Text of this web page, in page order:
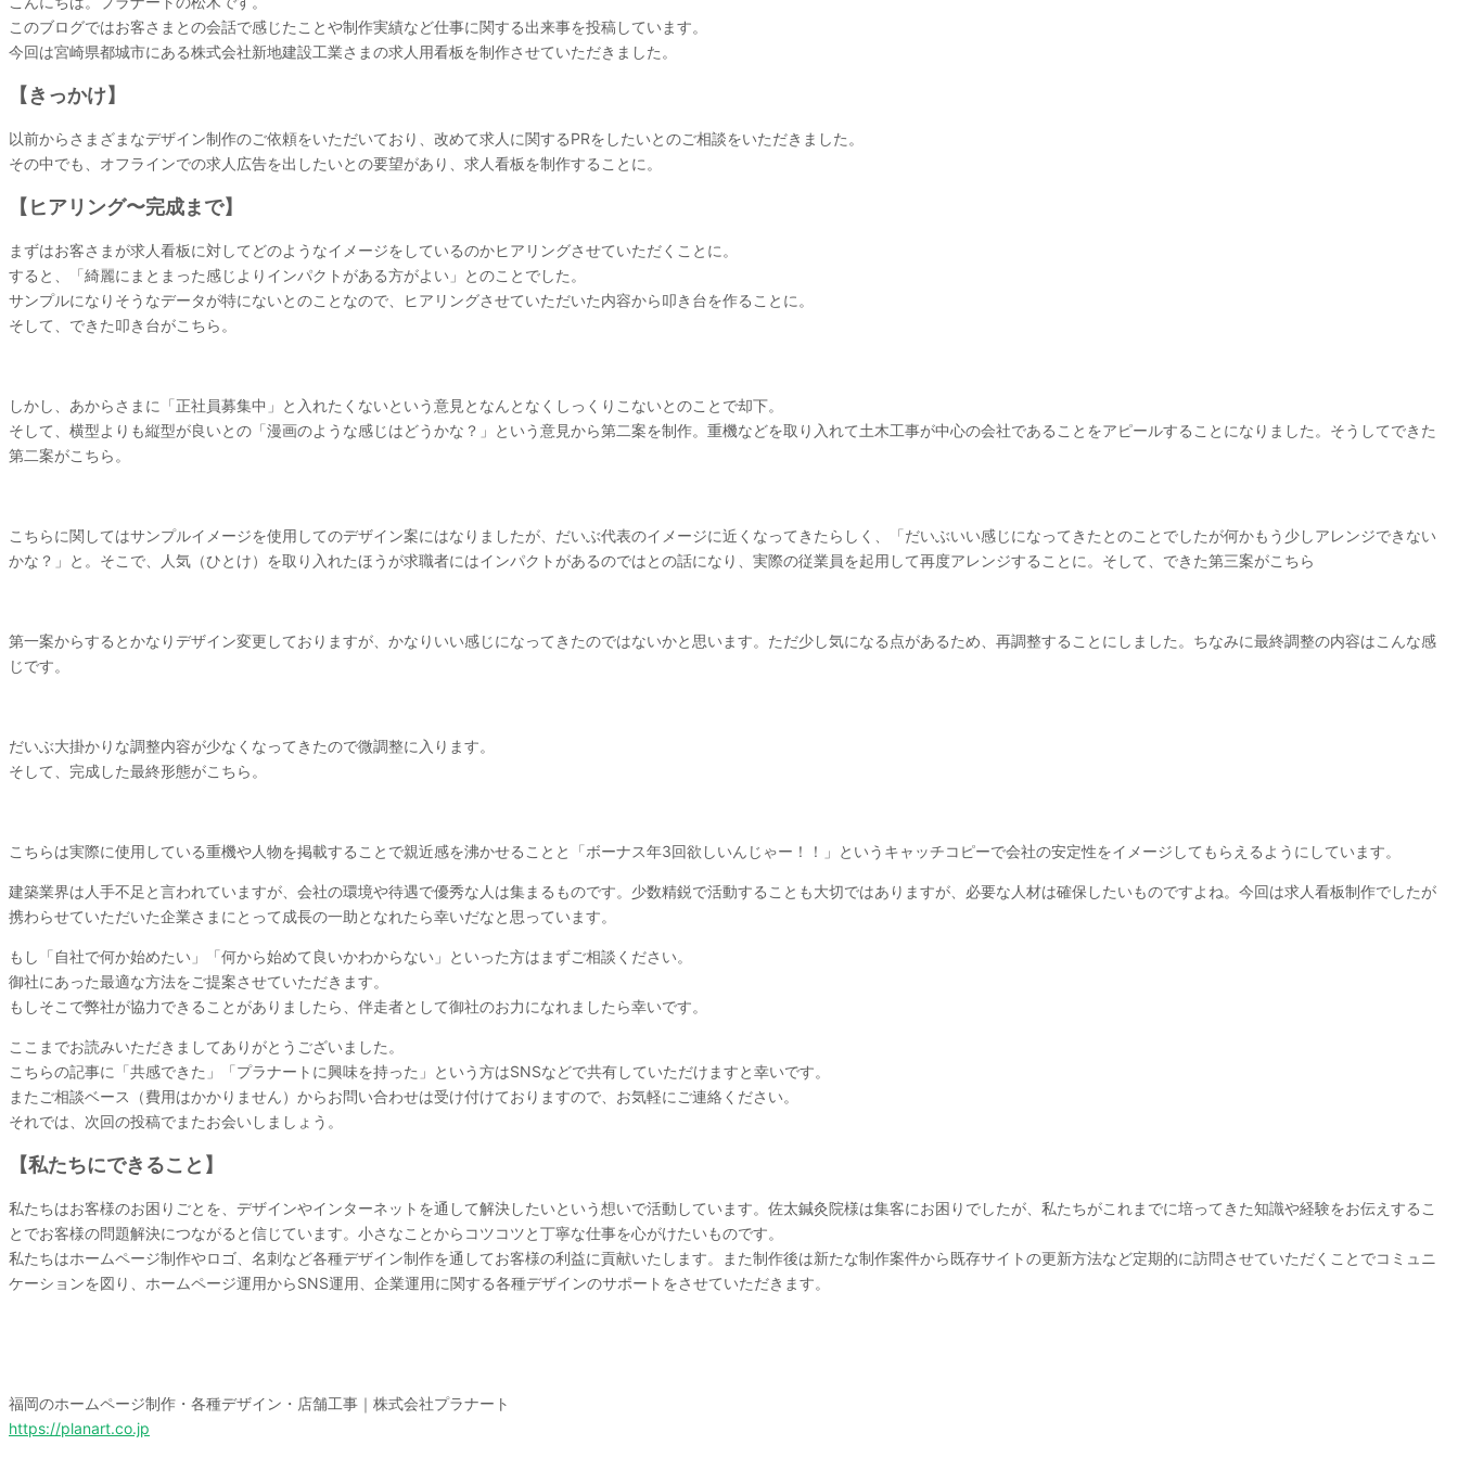
このブログではお客さまとの会話で感じたことや制作実績など仕事に関する出来事を投稿しています。
今回は宮崎県都城市にある株式会社新地建設工業さまの求人用看板を制作させていただきました。
【きっかけ】
以前からさまざまなデザイン制作のご依頼をいただいており、改めて求人に関するPRをしたいとのご相談をいただきました。
その中でも、オフラインでの求人広告を出したいとの要望があり、求人看板を制作することに。
【ヒアリング〜完成まで】
まずはお客さまが求人看板に対してどのようなイメージをしているのかヒアリングさせていただくことに。
すると、「綺麗にまとまった感じよりインパクトがある方がよい」とのことでした。
サンプルになりそうなデータが特にないとのことなので、ヒアリングさせていただいた内容から叩き台を作ることに。
そして、できた叩き台がこちら。
しかし、あからさまに「正社員募集中」と入れたくないという意見となんとなくしっくりこないとのことで却下。
そして、横型よりも縦型が良いとの「漫画のような感じはどうかな？」という意見から第二案を制作。重機などを取り入れて土木工事が中心の会社であることをアピールすることになりました。そうしてできた
第二案がこちら。
こちらに関してはサンプルイメージを使用してのデザイン案にはなりましたが、だいぶ代表のイメージに近くなってきたらしく、「だいぶいい感じになってきたとのことでしたが何かもう少しアレンジできない
かな？」と。そこで、人気（ひとけ）を取り入れたほうが求職者にはインパクトがあるのではとの話になり、実際の従業員を起用して再度アレンジすることに。そして、できた第三案がこちら
第一案からするとかなりデザイン変更しておりますが、かなりいい感じになってきたのではないかと思います。ただ少し気になる点があるため、再調整することにしました。ちなみに最終調整の内容はこんな感
じです。
だいぶ大掛かりな調整内容が少なくなってきたので微調整に入ります。
そして、完成した最終形態がこちら。
こちらは実際に使用している重機や人物を掲載することで親近感を沸かせることと「ボーナス年3回欲しいんじゃー！！」というキャッチコピーで会社の安定性をイメージしてもらえるようにしています。
建築業界は人手不足と言われていますが、会社の環境や待遇で優秀な人は集まるものです。少数精鋭で活動することも大切ではありますが、必要な人材は確保したいものですよね。今回は求人看板制作でしたが
携わらせていただいた企業さまにとって成長の一助となれたら幸いだなと思っています。
もし「自社で何か始めたい」「何から始めて良いかわからない」といった方はまずご相談ください。
御社にあった最適な方法をご提案させていただきます。
もしそこで弊社が協力できることがありましたら、伴走者として御社のお力になれましたら幸いです。
ここまでお読みいただきましてありがとうございました。
こちらの記事に「共感できた」「プラナートに興味を持った」という方はSNSなどで共有していただけますと幸いです。
またご相談ベース（費用はかかりません）からお問い合わせは受け付けておりますので、お気軽にご連絡ください。
それでは、次回の投稿でまたお会いしましょう。
【私たちにできること】
私たちはお客様のお困りごとを、デザインやインターネットを通して解決したいという想いで活動しています。佐太鍼灸院様は集客にお困りでしたが、私たちがこれまでに培ってきた知識や経験をお伝えするこ
とでお客様の問題解決につながると信じています。小さなことからコツコツと丁寧な仕事を心がけたいものです。
私たちはホームページ制作やロゴ、名刺など各種デザイン制作を通してお客様の利益に貢献いたします。また制作後は新たな制作案件から既存サイトの更新方法など定期的に訪問させていただくことでコミュニ
ケーションを図り、ホームページ運用からSNS運用、企業運用に関する各種デザインのサポートをさせていただきます。
福岡のホームページ制作・各種デザイン・店舗工事｜株式会社プラナート
https://planart.co.jp